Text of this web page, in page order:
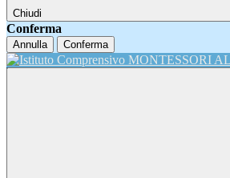
Chiudi
Conferma
Annulla Conferma